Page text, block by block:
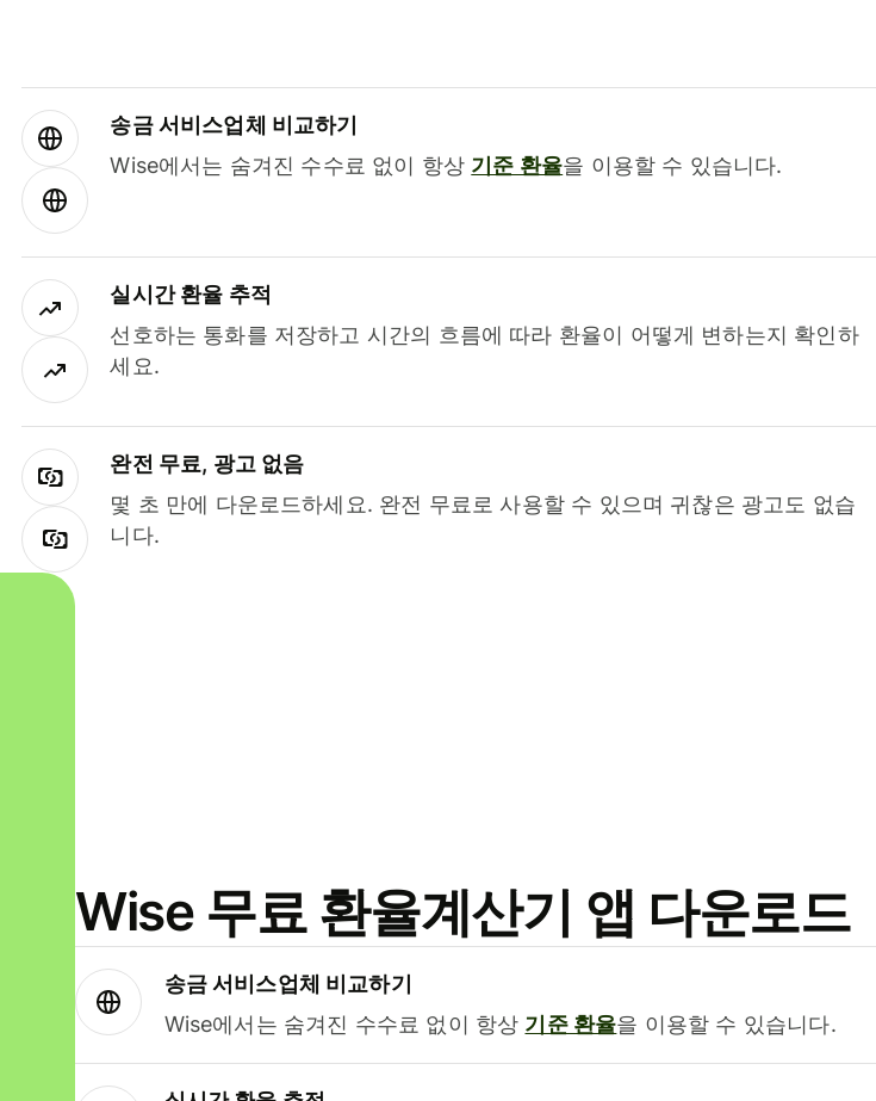
송금 서비스업체 비교하기
Wise에서는 숨겨진 수수료 없이 항상 기준 환율을 이용할 수 있습니다.
실시간 환율 추적
선호하는 통화를 저장하고 시간의 흐름에 따라 환율이 어떻게 변하는지 확인하
세요.
완전 무료, 광고 없음
몇 초 만에 다운로드하세요. 완전 무료로 사용할 수 있으며 귀찮은 광고도 없습
니다.
Wise 무료 환율계산기 앱 다운로드
송금 서비스업체 비교하기
Wise에서는 숨겨진 수수료 없이 항상 기준 환율을 이용할 수 있습니다.